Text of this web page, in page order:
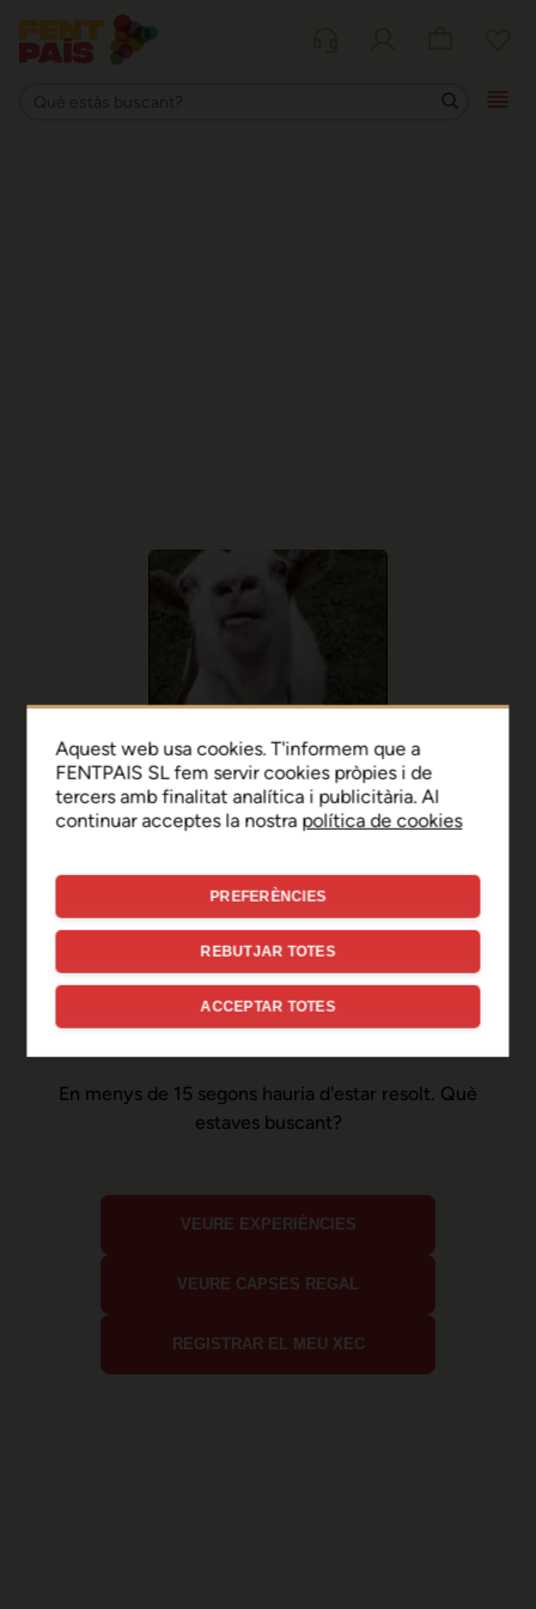
Ep, disculpa!
Sembla que hi ha hagut un
error de connexió temporal
En menys de 15 segons hauria d'estar resolt. Què
estaves buscant?
VEURE EXPERIÈNCIES
VEURE CAPSES REGAL
REGISTRAR EL MEU XEC
Aquest web usa cookies. T'informem que a
FENTPAIS SL fem servir cookies pròpies i de
tercers amb finalitat analítica i publicitària. Al
continuar acceptes la nostra política de cookies
PREFERÈNCIES
REBUTJAR TOTES
ACCEPTAR TOTES